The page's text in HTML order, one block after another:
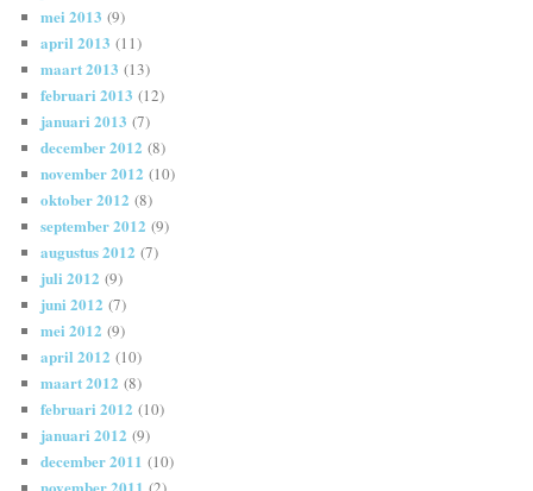
mei 2013 (9)
april 2013 (11)
maart 2013 (13)
februari 2013 (12)
januari 2013 (7)
december 2012 (8)
november 2012 (10)
oktober 2012 (8)
september 2012 (9)
augustus 2012 (7)
juli 2012 (9)
juni 2012 (7)
mei 2012 (9)
april 2012 (10)
maart 2012 (8)
februari 2012 (10)
januari 2012 (9)
december 2011 (10)